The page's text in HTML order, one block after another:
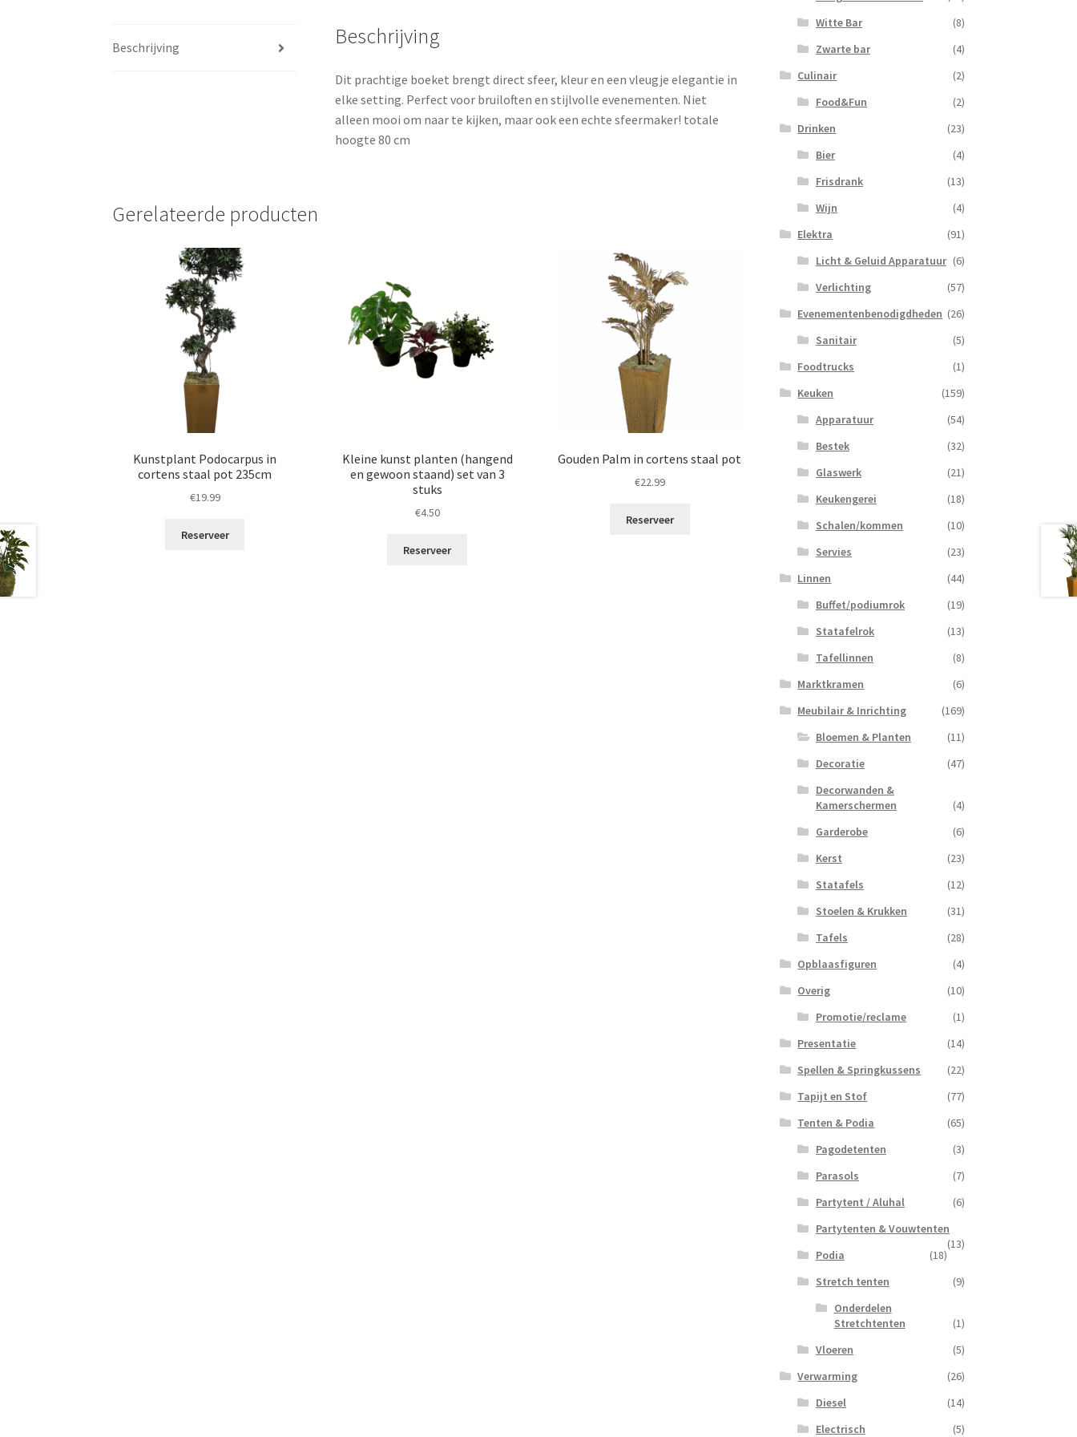
Beschrijving Beschrijving
Dit prachtige boeket brengt direct sfeer, kleur en een vleugje elegantie in
elke setting. Perfect voor bruiloften en stijlvolle evenementen. Niet
alleen mooi om naar te kijken, maar ook een echte sfeermaker! totale
hoogte 80 cm
Gerelateerde producten
Kunstplant Podocarpus in
cortens staal pot 235cm
€19.99
Reserveer
Kleine kunst planten (hangend
en gewoon staand) set van 3
stuks
€4.50
Reserveer
Gouden Palm in cortens staal pot
€22.99
Reserveer
Witte Bar
(8)
Zwarte bar
(4)
Culinair
(2)
Food&Fun
(2)
Drinken
(23)
Bier
(4)
Frisdrank
(13)
Wijn
(4)
Elektra
(91)
Licht & Geluid Apparatuur (6)
Verlichting
(57)
Evenementenbenodigdheden (26)
Sanitair
(5)
Foodtrucks
(1)
Keuken
(159)
Apparatuur
(54)
Bestek
(32)
Glaswerk
(21)
Keukengerei
(18)
Schalen/kommen
(10)
Servies
(23)
Linnen
(44)
Buffet/podiumrok
(19)
Statafelrok
(13)
Tafellinnen
(8)
Marktkramen
(6)
Meubilair & Inrichting
(169)
Bloemen & Planten
(11)
Decoratie
(47)
Decorwanden &
Kamerschermen
(4)
Garderobe
(6)
Kerst
(23)
Statafels
(12)
Stoelen & Krukken
(31)
Tafels
(28)
Opblaasfiguren
(4)
Overig
(10)
Promotie/reclame
(1)
Presentatie
(14)
Spellen & Springkussens
(22)
Tapijt en Stof
(77)
Tenten & Podia
(65)
Pagodetenten
(3)
Parasols
(7)
Partytent / Aluhal
(6)
Partytenten & Vouwtenten
(13)
Podia
(18)
Stretch tenten
(9)
Onderdelen
Stretchtenten
(1)
Vloeren
(5)
Verwarming
(26)
Diesel
(14)
Electrisch
(5)